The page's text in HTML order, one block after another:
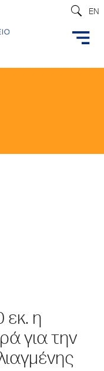
EN
εκ. η
για την